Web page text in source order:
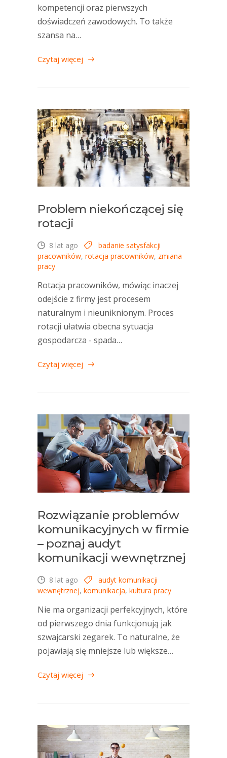
kompetencji oraz pierwszych
doświadczeń zawodowych. To także
szansa na…
Czytaj więcej
Problem niekończącej się
rotacji
8 lat ago
badanie satysfakcji
pracowników, rotacja pracowników, zmiana
pracy
Rotacja pracowników, mówiąc inaczej
odejście z firmy jest procesem
naturalnym i nieuniknionym. Proces
rotacji ułatwia obecna sytuacja
gospodarcza - spada…
Czytaj więcej
Rozwiązanie problemów
komunikacyjnych w firmie
– poznaj audyt
komunikacji wewnętrznej
8 lat ago
audyt komunikacji
wewnętrznej, komunikacja, kultura pracy
Nie ma organizacji perfekcyjnych, które
od pierwszego dnia funkcjonują jak
szwajcarski zegarek. To naturalne, że
pojawiają się mniejsze lub większe…
Czytaj więcej